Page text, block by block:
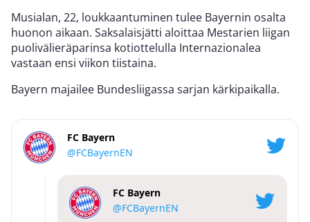
Musialan, 22, loukkaantuminen tulee Bayernin osalta
huonon aikaan. Saksalaisjätti aloittaa Mestarien liigan
puolivälieräparinsa kotiottelulla Internazionalea
vastaan ensi viikon tiistaina.
Bayern majailee Bundesliigassa sarjan kärkipaikalla.
FC Bayern
@FCBayernEN
FC Bayern
@FCBayernEN